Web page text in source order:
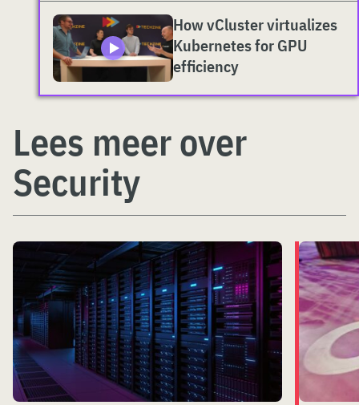
How vCluster virtualizes
Kubernetes for GPU
efficiency
Lees meer over
Security